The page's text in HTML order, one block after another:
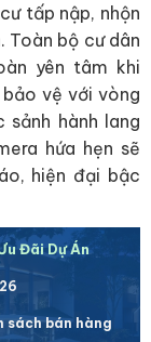
tấp nập, nhộn
Toàn bộ cư dân
yên tâm khi
vệ với vòng
hành lang
hứa hẹn sẽ
hiện đại bậc
Đãi Dự Án
sách bán hàng